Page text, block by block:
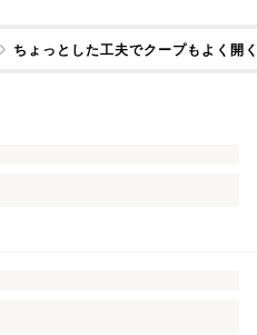
ちょっとした工夫でクープもよく開